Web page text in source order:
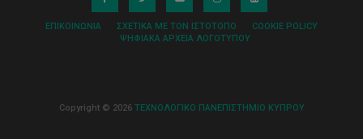
ΕΠΙΚΟΙΝΩΝΊΑ ΣΧΕΤΙΚΆ ΜΕ ΤΟΝ ΙΣΤΌΤΟΠΟ
COOKIE POLICY
ΨΗΦΙΑΚΆ ΑΡΧΕΊΑ ΛΟΓΌΤΥΠΟΥ
Copyright © 2026 ΤΕΧΝΟΛΟΓΙΚΟ ΠΑΝΕΠΙΣΤΗΜΙΟ ΚΥΠΡΟΥ